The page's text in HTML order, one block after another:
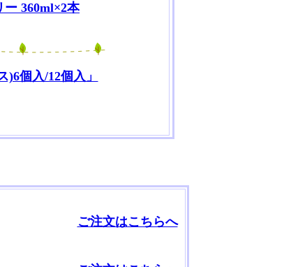
360ml×2本
)6個入/12個入」
ご注文はこちらへ